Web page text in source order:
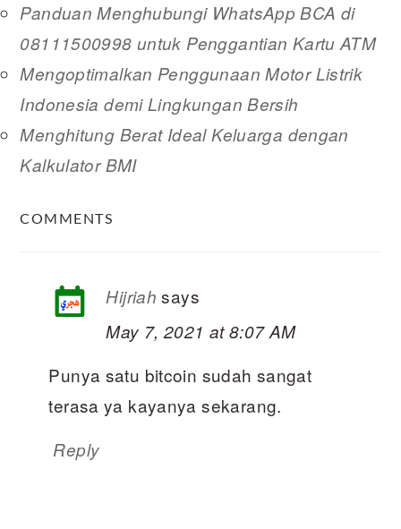
Panduan Menghubungi WhatsApp BCA di
08111500998 untuk Penggantian Kartu ATM
Mengoptimalkan Penggunaan Motor Listrik
Indonesia demi Lingkungan Bersih
Menghitung Berat Ideal Keluarga dengan
Kalkulator BMI
COMMENTS
Hijriah says
May 7, 2021 at 8:07 AM
Punya satu bitcoin sudah sangat
terasa ya kayanya sekarang.
Reply